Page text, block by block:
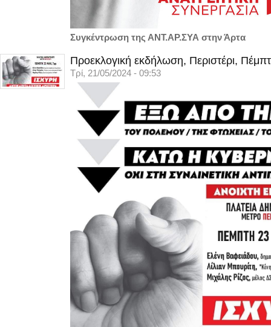
Συγκέντρωση της ΑΝΤ.ΑΡ.ΣΥΑ στην Άρτα
Προεκλογική εκδήλωση, Περιστέρι,
Τρί, 21/05/2024 - 09:53